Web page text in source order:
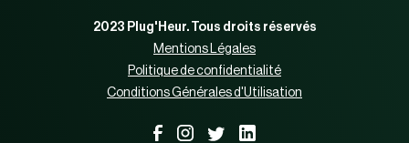
2023 Plug'Heur. Tous droits réservés
Mentions Légales
Politique de confidentialité
Conditions Générales d'Utilisation